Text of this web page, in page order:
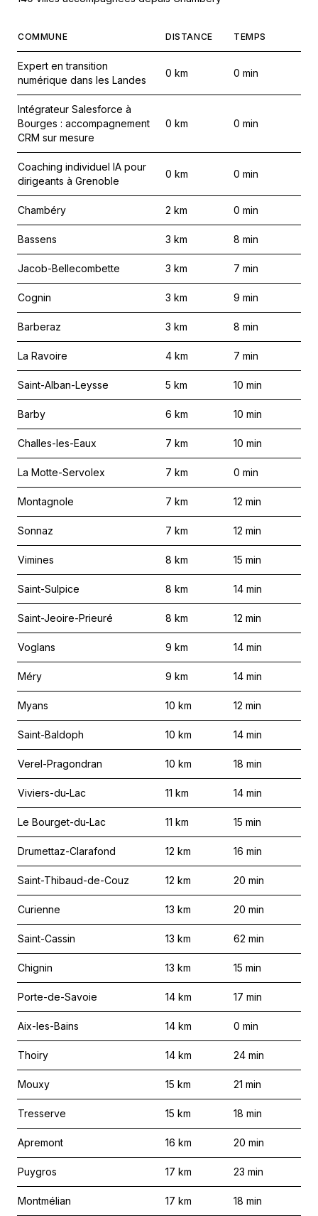
COMMUNE DISTANCE TEMPS
Expert en transition
numérique dans les Landes
0 km 0 min
Intégrateur Salesforce à
Bourges : accompagnement
CRM sur mesure
0 km 0 min
Coaching individuel IA pour
dirigeants à Grenoble
0 km 0 min
Chambéry 2 km 0 min
Bassens 3 km 8 min
Jacob-Bellecombette 3 km 7 min
Cognin 3 km 9 min
Barberaz 3 km 8 min
La Ravoire 4 km 7 min
Saint-Alban-Leysse 5 km 10 min
Barby 6 km 10 min
Challes-les-Eaux 7 km 10 min
La Motte-Servolex 7 km 0 min
Montagnole 7 km 12 min
Sonnaz 7 km 12 min
Vimines 8 km 15 min
Saint-Sulpice 8 km 14 min
Saint-Jeoire-Prieuré 8 km 12 min
Voglans 9 km 14 min
Méry 9 km 14 min
Myans 10 km 12 min
Saint-Baldoph 10 km 14 min
Verel-Pragondran 10 km 18 min
Viviers-du-Lac 11 km 14 min
Le Bourget-du-Lac 11 km 15 min
Drumettaz-Clarafond 12 km 16 min
Saint-Thibaud-de-Couz 12 km 20 min
Curienne 13 km 20 min
Saint-Cassin 13 km 62 min
Chignin 13 km 15 min
Porte-de-Savoie 14 km 17 min
Aix-les-Bains 14 km 0 min
Thoiry 14 km 24 min
Mouxy 15 km 21 min
Tresserve 15 km 18 min
Apremont 16 km 20 min
Puygros 17 km 23 min
Montmélian 17 km 18 min